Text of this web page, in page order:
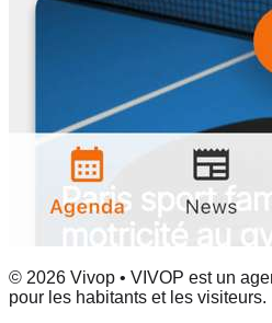
© 2026 Vivop • VIVOP est un
pour les habitants et les visiteurs.